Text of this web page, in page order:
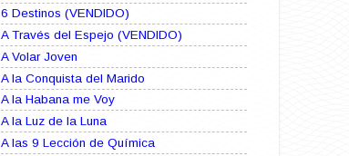
6 Destinos (VENDIDO)
A Través del Espejo (VENDIDO)
A Volar Joven
A la Conquista del Marido
A la Habana me Voy
A la Luz de la Luna
A las 9 Lección de Química